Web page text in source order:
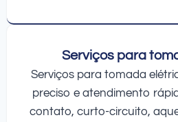
Serviços para
Serviços para tomada
preciso e atendimento
contato, curto-circuito,